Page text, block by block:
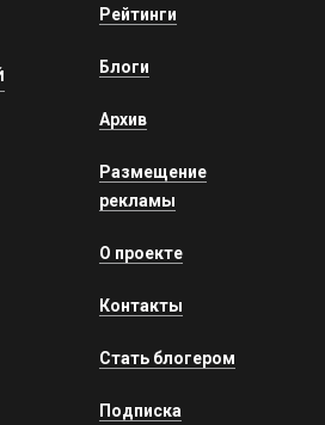
Рейтинги
Блоги
Архив
Размещение
рекламы
О проекте
Контакты
Стать блогером
Подписка